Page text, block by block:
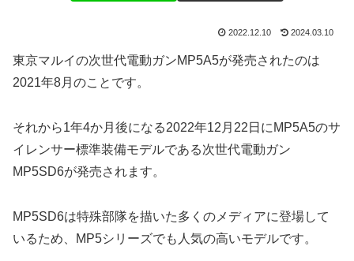
2022.12.10 2024.03.10
東京マルイの次世代電動ガンMP5A5が発売されたのは
2021年8月のことです。
それから1年4か月後になる2022年12月22日にMP5A5のサ
イレンサー標準装備モデルである次世代電動ガン
MP5SD6が発売されます。
MP5SD6は特殊部隊を描いた多くのメディアに登場して
いるため、MP5シリーズでも人気の高いモデルです。